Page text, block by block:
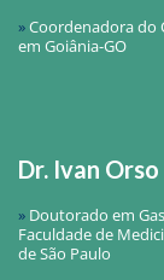
»Coordenadora do
em Goiânia-GO
Dr. Ivan Orso
» Doutorado em
Faculdade de
de São Paulo